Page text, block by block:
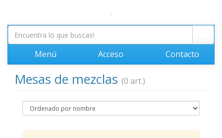
.
Menú Acceso Contacto
Mesas de mezclas (0 art.)